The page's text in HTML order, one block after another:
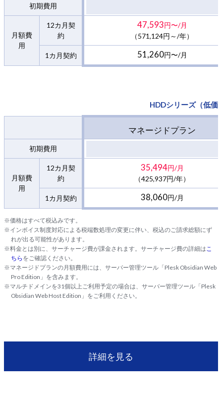
初期費用
月額費
用
12カ月契
約
47,593円〜/月
（571,124円～/年）
1カ月契約 51,260円〜/月
HDDシリーズ（低価
マネージドプラン
初期費用
月額費
用
12カ月契
約
35,494円/月
（425,937円/年）
1カ月契約 38,060円/月
※価格はすべて税込みです。
※インボイス制度対応による税端数処理の変更に伴い、税込のご請求総額にず
れが出る可能性があります。
※料金とは別に、サーチャージ費が課金されます。サーチャージ費の詳細は こ
ちら をご確認ください。
※マネージドプランの月額費用には、サーバー管理ツール「Plesk Obsidian Web
Pro Edition」を含みます。
※マルチドメインを31個以上ご利用予定の場合は、サーバー管理ツール「Plesk
Obsidian Web Host Edition」をご利用ください。
詳細を見る